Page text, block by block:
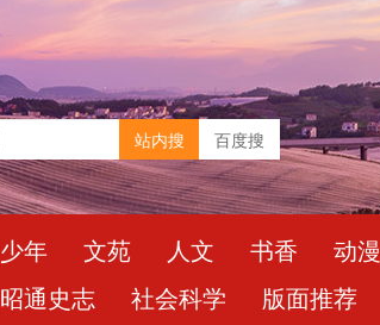
站内搜 百度搜
少年 文苑 人文 书香
动漫
昭通史志
社会科学 版面推荐